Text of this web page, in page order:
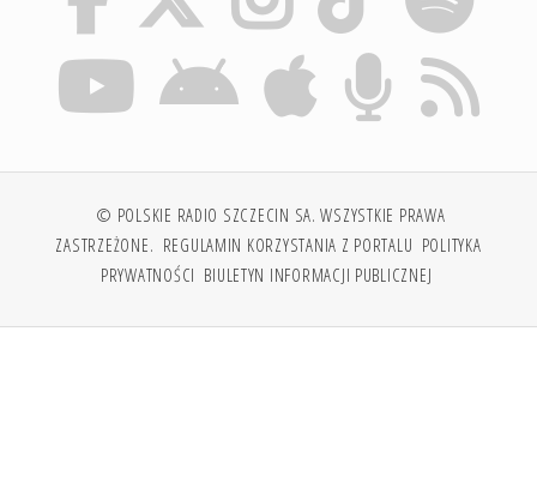
© POLSKIE RADIO SZCZECIN SA. WSZYSTKIE PRAWA
ZASTRZEŻONE. REGULAMIN KORZYSTANIA Z PORTALU POLITYKA
PRYWATNOŚCI BIULETYN INFORMACJI PUBLICZNEJ